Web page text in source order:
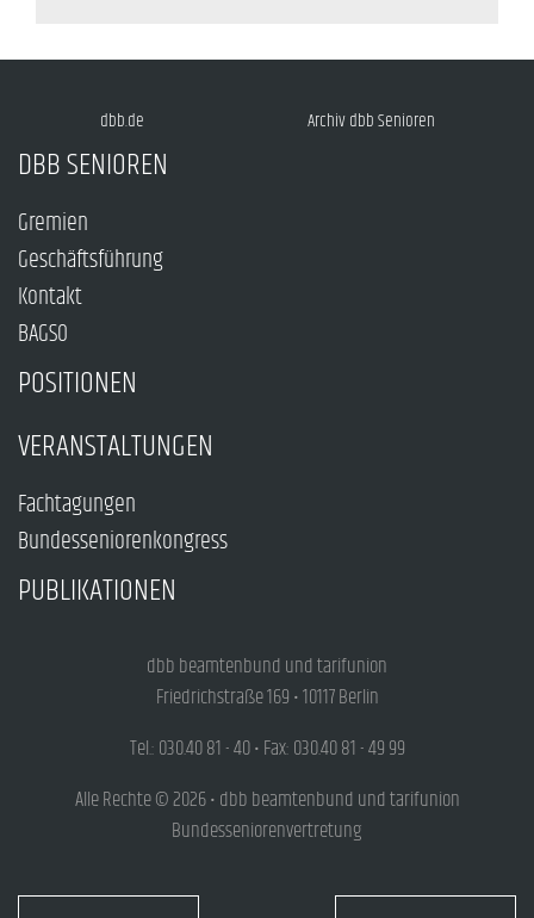
dbb.de Archiv dbb Senioren
DBB SENIOREN
Gremien
Geschäftsführung
Kontakt
BAGSO
POSITIONEN
VERANSTALTUNGEN
Fachtagungen
Bundesseniorenkongress
PUBLIKATIONEN
dbb beamtenbund und tarifunion
Friedrichstraße 169 • 10117 Berlin
Tel.: 030.40 81 - 40 • Fax: 030.40 81 - 49 99
Alle Rechte © 2026 • dbb beamtenbund und tarifunion
Bundesseniorenvertretung